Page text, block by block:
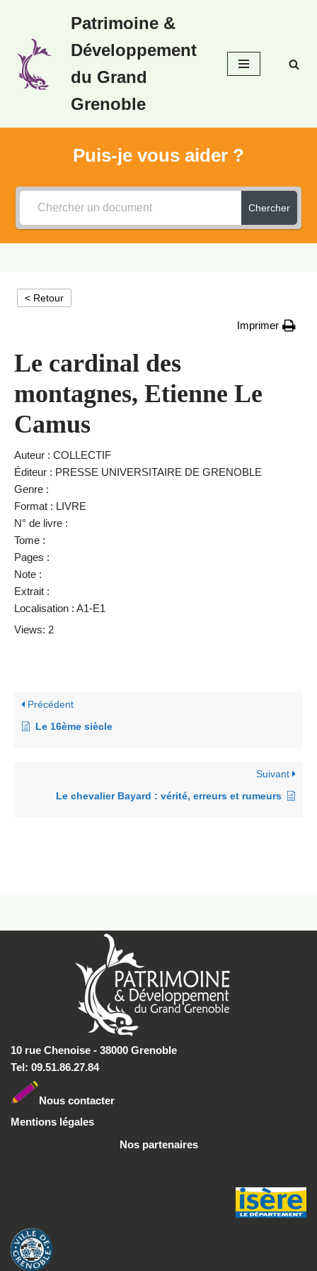
au
contenu
Patrimoine &
Développement
du Grand
Grenoble
Puis-je vous aider ?
Chercher
< Retour
Imprimer
Le cardinal des
montagnes, Etienne Le
Camus
Auteur : COLLECTIF
Éditeur : PRESSE UNIVERSITAIRE DE GRENOBLE
Genre :
Format : LIVRE
N° de livre :
Tome :
Pages :
Note :
Extrait :
Localisation : A1-E1
Views: 2
Précédent
Le 16ème siècle
Suivant
Le chevalier Bayard : vérité, erreurs et rumeurs
10 rue Chenoise - 38000 Grenoble
Tel: 09.51.86.27.84
Nous contacter
Mentions légales
Nos partenaires